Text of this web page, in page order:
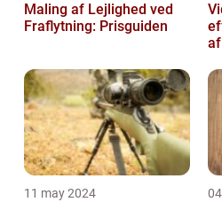
Maling af Lejlighed ved
Fraflytning: Prisguiden
11 may 2024